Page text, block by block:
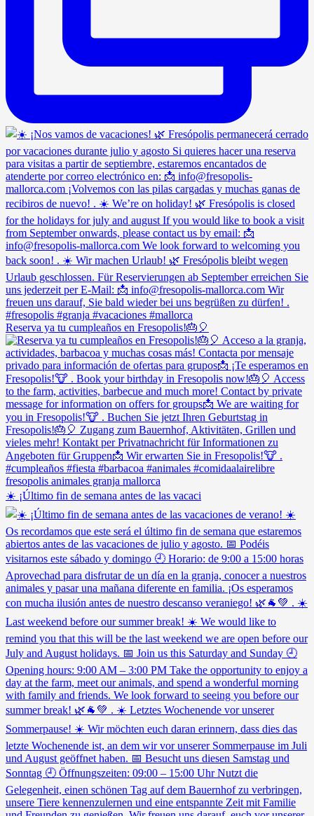
Reserva ya tu cumpleaños en Fresopolis!🎂🎈
☀️ ¡Último fin de semana antes de las vacaci